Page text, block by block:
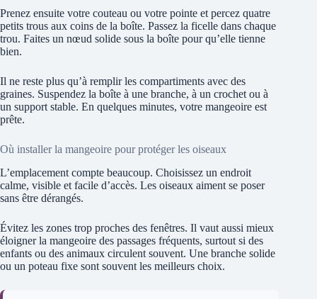
Prenez ensuite votre couteau ou votre pointe et percez quatre
petits trous aux coins de la boîte. Passez la ficelle dans chaque
trou. Faites un nœud solide sous la boîte pour qu’elle tienne
bien.
Il ne reste plus qu’à remplir les compartiments avec des
graines. Suspendez la boîte à une branche, à un crochet ou à
un support stable. En quelques minutes, votre mangeoire est
prête.
Où installer la mangeoire pour protéger les oiseaux
L’emplacement compte beaucoup. Choisissez un endroit
calme, visible et facile d’accès. Les oiseaux aiment se poser
sans être dérangés.
Évitez les zones trop proches des fenêtres. Il vaut aussi mieux
éloigner la mangeoire des passages fréquents, surtout si des
enfants ou des animaux circulent souvent. Une branche solide
ou un poteau fixe sont souvent les meilleurs choix.